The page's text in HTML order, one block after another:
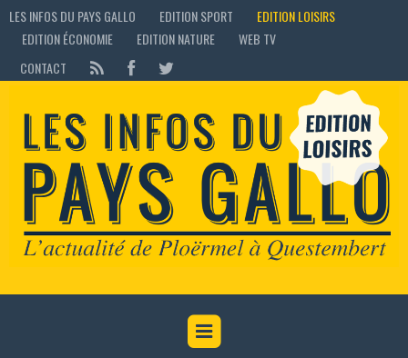
LES INFOS DU PAYS GALLO EDITION SPORT
EDITION LOISIRS
EDITION ÉCONOMIE
EDITION NATURE
WEB TV
CONTACT